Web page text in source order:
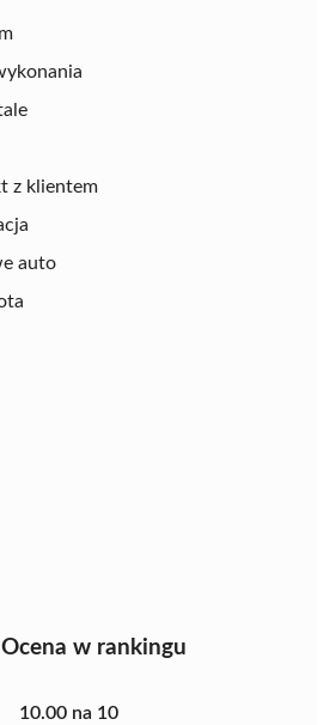
z klientem
auto
Ocena w rankingu
10.00 na 10